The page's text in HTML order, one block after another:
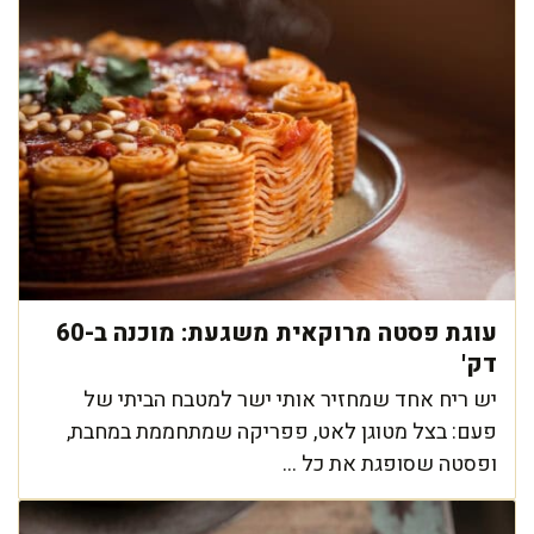
עוגת פסטה מרוקאית משגעת: מוכנה ב-60
דק'
יש ריח אחד שמחזיר אותי ישר למטבח הביתי של
פעם: בצל מטוגן לאט, פפריקה שמתחממת במחבת,
ופסטה שסופגת את כל ...